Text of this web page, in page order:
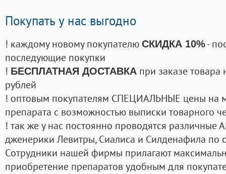
Покупать у нас выгодно
! каждому новому покупателю СКИДКА 10%-
последующие покупки
! БЕСПЛАТНАЯ ДОСТАВКА при заказе
рублей
! оптовым покупателям СПЕЦИАЛЬНЫЕ цены на
препарата с возможностью выписки товарного
! так же у нас постоянно проводятся
дженерики Левитры, Сиалиса и Силденафила по
Cотрудники нашей фирмы прилагают
приобретение препаратов удобным для